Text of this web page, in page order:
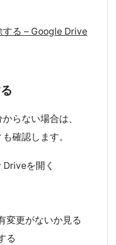
る – Google Drive
らない場合は、
確認します。
を開く
変更がないか見る
る